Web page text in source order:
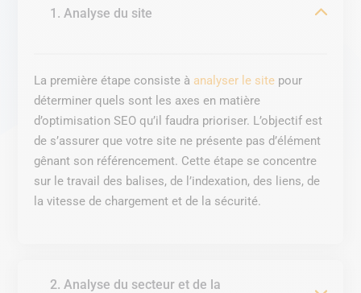
1. Analyse du site
La première étape consiste à analyser le site pour
déterminer quels sont les axes en matière
d’optimisation SEO qu’il faudra prioriser. L’objectif est
de s’assurer que votre site ne présente pas d’élément
gênant son référencement. Cette étape se concentre
sur le travail des balises, de l’indexation, des liens, de
la vitesse de chargement et de la sécurité.
2. Analyse du secteur et de la